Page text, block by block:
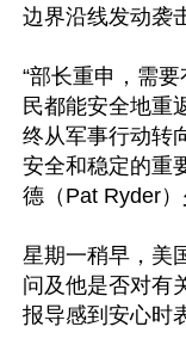
边界沿线发动袭
“部长重申，需
民都能安全地重
终从军事行动转
安全和稳定的重
德（Pat Ryder）
星期一稍早，美
问及他是否对有
报导感到安心时